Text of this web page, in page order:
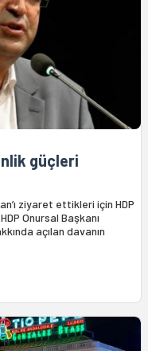
güçleri
ziyaret ettikleri için HDP
Onursal Başkanı
açılan davanın